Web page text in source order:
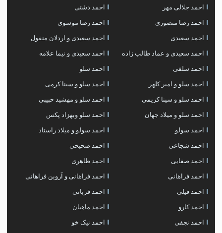
احمد جلالی مهر احمد دشتی
احمد رضا منصوری احمد رضا موسوی
احمد سعیدی احمد سعیدی و اردلان منقول
احمد سعیدی و عماد طالب زاده احمد سعیدی و نیما علامه
احمد سلفی احمد سلو
احمد سلو و امیر کلهر احمد سلو و سینا کرمی
احمد سلو و سینا کریمی احمد سلو و مهشید حبیبی
احمد سلو و میلاد جهان احمد سلو وبهزاد پکس
احمد سولو احمد سولو و میلاد راستاد
احمد شجاعی احمد صحیحی
احمد صفایی احمد طاهری
احمد فراهانی احمد فراهانی و آروین فراهانی
احمد فیلی احمد قربانی
احمد کارو احمد ماهیان
احمد نجفی احمد نیک خو